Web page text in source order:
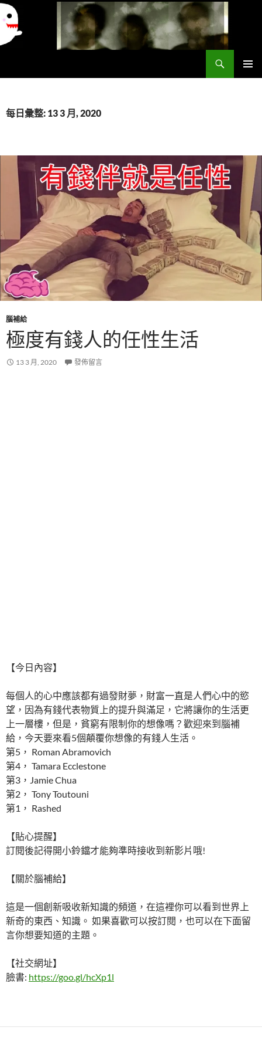
要
每日彙整: 13 3 月, 2020
腦補給
極度有錢人的任性生活
13 3 月, 2020 發佈留言
【今日內容】
每個人的心中應該都有過發財夢，財富一直是人們心中的慾
望，因為有錢代表物質上的提升與滿足，它將讓你的生活更
上一層樓，但是，貧窮有限制你的想像嗎？歡迎來到腦補
給，今天要來看5個顛覆你想像的有錢人生活。
第5， Roman Abramovich
第4， Tamara Ecclestone
第3，Jamie Chua
第2， Tony Toutouni
第1， Rashed
【貼心提醒】
訂閱後記得開小鈴鐺才能夠準時接收到新影片哦!
【關於腦補給】
這是一個創新吸收新知識的頻道，在這裡你可以看到世界上
新奇的東西、知識。 如果喜歡可以按訂閱，也可以在下面留
言你想要知道的主題。
【社交網址】
臉書: https://goo.gl/hcXp1l